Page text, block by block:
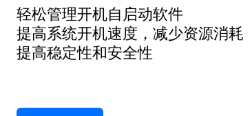
轻松管理开机自启动软件
提高系统开机速度，减少资源消耗
提高稳定性和安全性